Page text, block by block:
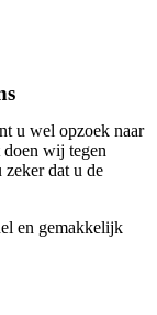
u wel opzoek naar
wij tegen
zeker dat u de
en gemakkelijk